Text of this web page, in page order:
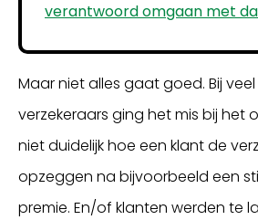
verantwoord omgaan met
Maar niet alles gaat goed. Bij
verzekeraars ging het mis bij het
niet duidelijk hoe een klant de
opzeggen na bijvoorbeeld een
premie. En/of klanten werden te